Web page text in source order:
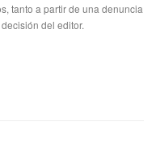
tanto a partir de una denuncia
del editor.